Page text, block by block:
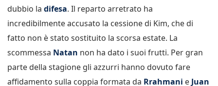
dubbio la difesa. Il reparto arretrato ha
incredibilmente accusato la cessione di Kim, che di
fatto non è stato sostituito la scorsa estate. La
scommessa Natan non ha dato i suoi frutti. Per gran
parte della stagione gli azzurri hanno dovuto fare
affidamento sulla coppia formata da Rrahmani e Juan